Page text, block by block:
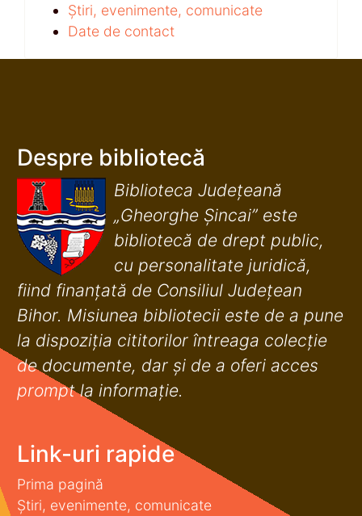
Știri, evenimente, comunicate
Date de contact
Despre bibliotecă
Biblioteca Județeană
„Gheorghe Șincai” este
bibliotecă de drept public,
cu personalitate juridică,
fiind finanţată de Consiliul Judeţean
Bihor. Misiunea bibliotecii este de a pune
la dispoziţia cititorilor întreaga colecţie
de documente, dar şi de a oferi acces
prompt la informaţie.
Link-uri rapide
Prima pagină
Știri, evenimente, comunicate